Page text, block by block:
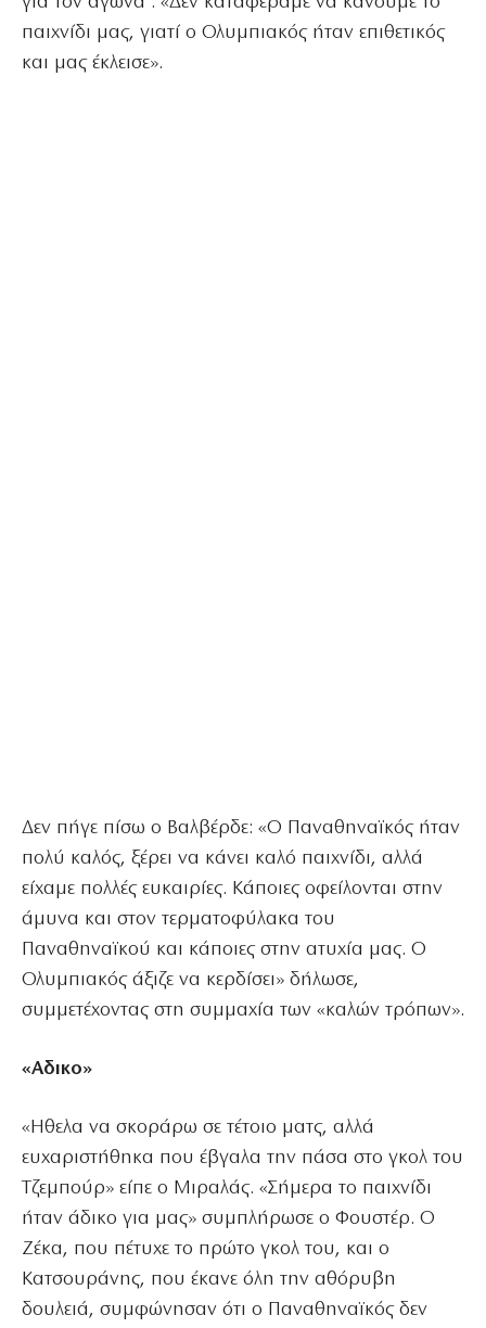
παιχνίδι μας, γιατί ο Ολυμπιακός ήταν επιθετικός
και μας έκλεισε».
Δεν πήγε πίσω ο Βαλβέρδε: «Ο Παναθηναϊκός ήταν
πολύ καλός, ξέρει να κάνει καλό παιχνίδι, αλλά
είχαμε πολλές ευκαιρίες. Κάποιες οφείλονται στην
άμυνα και στον τερματοφύλακα του
Παναθηναϊκού και κάποιες στην ατυχία μας. Ο
Ολυμπιακός άξιζε να κερδίσει» δήλωσε,
συμμετέχοντας στη συμμαχία των «καλών τρόπων».
«Αδικο»
«Ηθελα να σκοράρω σε τέτοιο ματς, αλλά
ευχαριστήθηκα που έβγαλα την πάσα στο γκολ του
Τζεμπούρ» είπε ο Μιραλάς. «Σήμερα το παιχνίδι
ήταν άδικο για μας» συμπλήρωσε ο Φουστέρ. Ο
Ζέκα, που πέτυχε το πρώτο γκολ του, και ο
Κατσουράνης, που έκανε όλη την αθόρυβη
δουλειά, συμφώνησαν ότι ο Παναθηναϊκός δεν